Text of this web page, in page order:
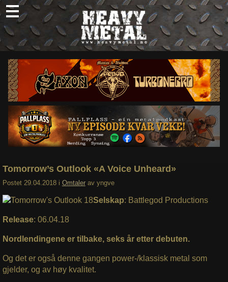
Skip
to
content
Nyheter
Omtaler
Intervjuer
Om oss
Abonner
Søk
Tomorrow’s Outlook «A Voice Unheard»
Postet 29.04.2018 i Omtaler av yngve
Selskap: Battlegod Productions
Release: 06.04.18
Nordlendingene er tilbake, seks år etter debuten.
Og det er også denne gangen power-/klassisk metal som
gjelder, og av høy kvalitet.